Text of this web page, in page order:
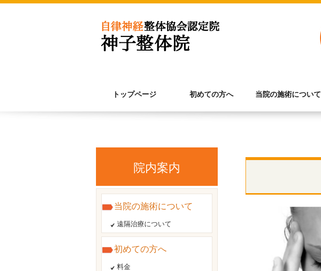
トップページ 初めての方へ 当院の施術について
院内案内
当院の施術について
遠隔治療について
初めての方へ
料金